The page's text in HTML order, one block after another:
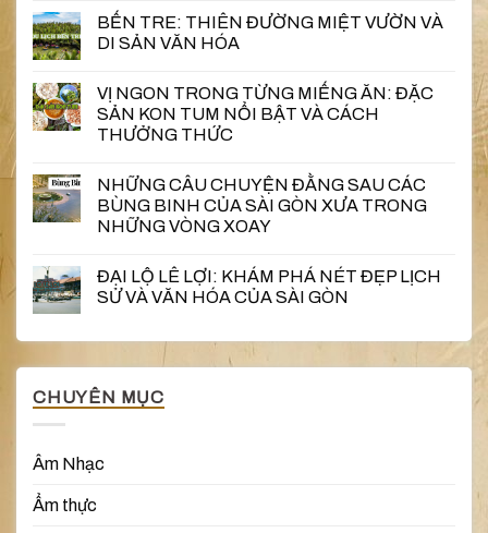
BẾN TRE: THIÊN ĐƯỜNG MIỆT VƯỜN VÀ
DI SẢN VĂN HÓA
VỊ NGON TRONG TỪNG MIẾNG ĂN: ĐẶC
SẢN KON TUM NỔI BẬT VÀ CÁCH
THƯỞNG THỨC
NHỮNG CÂU CHUYỆN ĐẰNG SAU CÁC
BÙNG BINH CỦA SÀI GÒN XƯA TRONG
NHỮNG VÒNG XOAY
ĐẠI LỘ LÊ LỢI: KHÁM PHÁ NÉT ĐẸP LỊCH
SỬ VÀ VĂN HÓA CỦA SÀI GÒN
CHUYÊN MỤC
Âm Nhạc
Ẩm thực